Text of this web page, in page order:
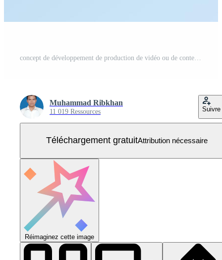
Muhammad Ribkhan
11 019 Ressources Suivre
Téléchargement gratuitAttribution nécessaire
Réimaginez cette image